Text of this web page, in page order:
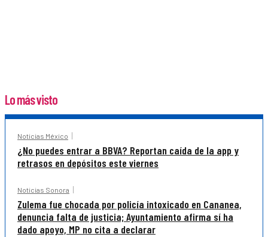
Lo más visto
Noticias México
¿No puedes entrar a BBVA? Reportan caída de la app y
retrasos en depósitos este viernes
Noticias Sonora
Zulema fue chocada por policía intoxicado en Cananea,
denuncia falta de justicia; Ayuntamiento afirma sí ha
dado apoyo, MP no cita a declarar